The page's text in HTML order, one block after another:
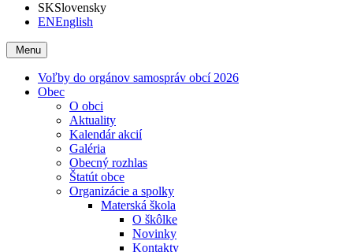
SKSlovensky
ENEnglish
Menu
Voľby do orgánov samospráv obcí 2026
Obec
O obci
Aktuality
Kalendár akcií
Galéria
Obecný rozhlas
Štatút obce
Organizácie a spolky
Materská škola
O škôlke
Novinky
Kontakty